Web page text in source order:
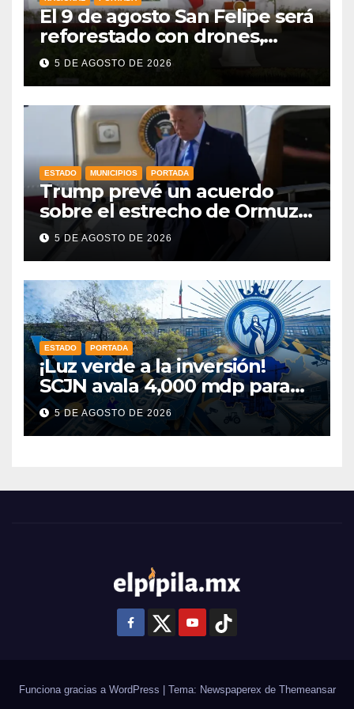
El 9 de agosto San Felipe será
reforestado con drones,
como parte de la Jornada
Nacional a la que se suma
5 DE AGOSTO DE 2026
ESTADO MUNICIPIOS PORTADA
Trump prevé un acuerdo
sobre el estrecho de Ormuz
esta misma semana
5 DE AGOSTO DE 2026
ESTADO PORTADA
¡Luz verde a la inversión!
SCJN avala 4,000 mdp para
Guanajuato: ¿en qué se usará
este dinero?
5 DE AGOSTO DE 2026
Funciona gracias a WordPress Tema: Newspaperex de Themeansar